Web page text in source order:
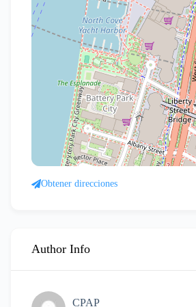
Obtener direcciones
Author Info
CPAP